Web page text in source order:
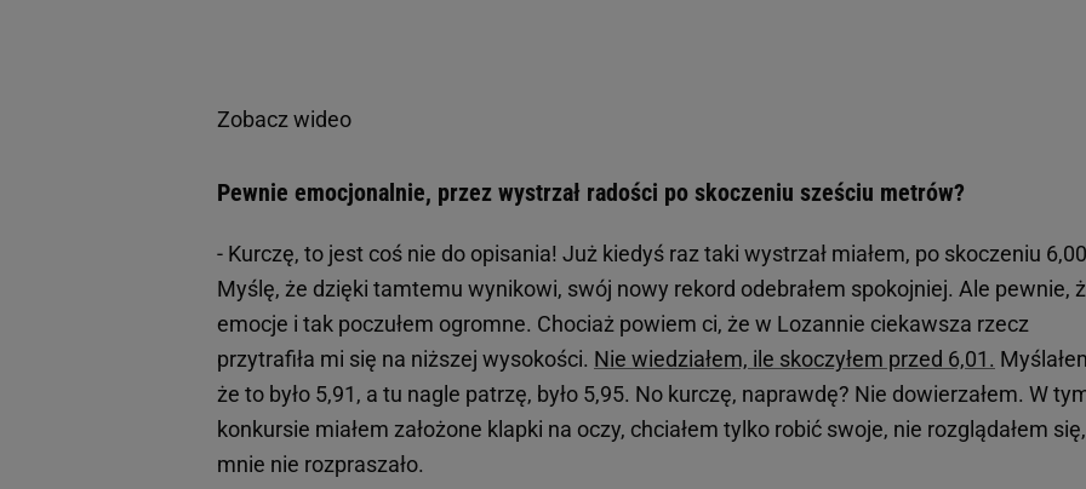
Zobacz wideo
Pewnie emocjonalnie, przez wystrzał radości po skoczeniu sześciu metrów?
- Kurczę, to jest coś nie do opisania! Już kiedyś raz taki wystrzał miałem, po skoczeniu
Myślę, że dzięki tamtemu wynikowi, swój nowy rekord odebrałem spokojniej. Ale pewnie,
emocje i tak poczułem ogromne. Chociaż powiem ci, że w Lozannie ciekawsza rzecz
przytrafiła mi się na niższej wysokości. Nie wiedziałem, ile skoczyłem przed 6,01.
że to było 5,91, a tu nagle patrzę, było 5,95. No kurczę, naprawdę? Nie dowierzałem. W
konkursie miałem założone klapki na oczy, chciałem tylko robić swoje, nie rozglądałem
mnie nie rozpraszało.